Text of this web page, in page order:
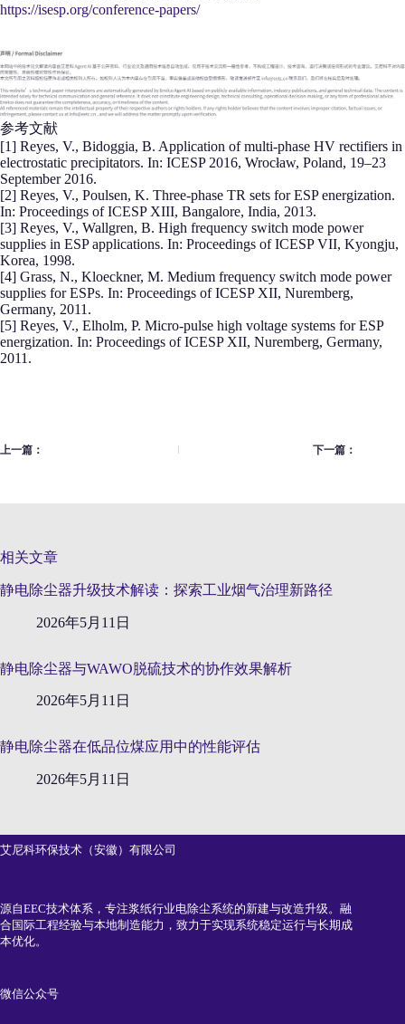
https://isesp.org/conference-papers/
参考文献
[1] Reyes, V., Bidoggia, B. Application of multi-phase HV rectifiers in
electrostatic precipitators. In: ICESP 2016, Wrocław, Poland, 19–23
September 2016.
[2] Reyes, V., Poulsen, K. Three-phase TR sets for ESP energization.
In: Proceedings of ICESP XIII, Bangalore, India, 2013.
[3] Reyes, V., Wallgren, B. High frequency switch mode power
supplies in ESP applications. In: Proceedings of ICESP VII, Kyongju,
Korea, 1998.
[4] Grass, N., Kloeckner, M. Medium frequency switch mode power
supplies for ESPs. In: Proceedings of ICESP XII, Nuremberg,
Germany, 2011.
[5] Reyes, V., Elholm, P. Micro-pulse high voltage systems for ESP
energization. In: Proceedings of ICESP XII, Nuremberg, Germany,
2011.
上一篇： 下一篇：
相关文章
静电除尘器升级技术解读：探索工业烟气治理新路径
2026年5月11日
静电除尘器与WAWO脱硫技术的协作效果解析
2026年5月11日
静电除尘器在低品位煤应用中的性能评估
2026年5月11日
艾尼科环保技术（安徽）有限公司
源自EEC技术体系，专注浆纸行业电除尘系统的新建与改造升级。融
合国际工程经验与本地制造能力，致力于实现系统稳定运行与长期成
本优化。
微信公众号